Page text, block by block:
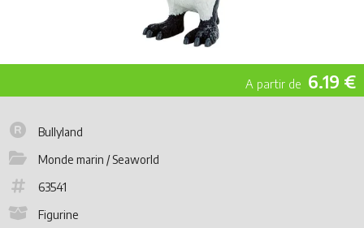
6.19 €
Bullyland
Monde marin / Seaworld
63541
Figurine